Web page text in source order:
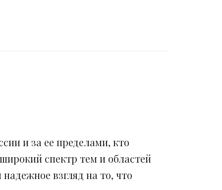
и за ее пределами, кто
спектр тем и областей
взгляд на то, что